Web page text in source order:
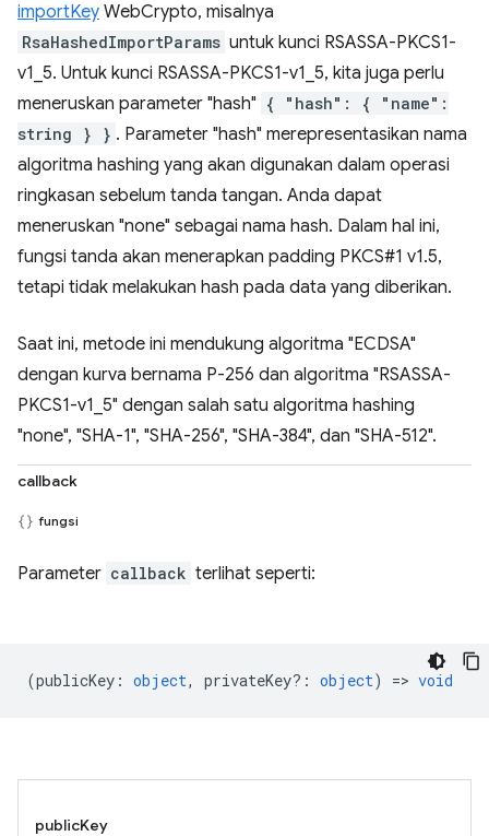
importKey WebCrypto, misalnya
RsaHashedImportParams untuk kunci RSASSA-PKCS1-
v1_5. Untuk kunci RSASSA-PKCS1-v1_5, kita juga perlu
meneruskan parameter "hash" { "hash": { "name":
string } } . Parameter "hash" merepresentasikan nama
algoritma hashing yang akan digunakan dalam operasi
ringkasan sebelum tanda tangan. Anda dapat
meneruskan "none" sebagai nama hash. Dalam hal ini,
fungsi tanda akan menerapkan padding PKCS#1 v1.5,
tetapi tidak melakukan hash pada data yang diberikan.
Saat ini, metode ini mendukung algoritma "ECDSA"
dengan kurva bernama P-256 dan algoritma "RSASSA-
PKCS1-v1_5" dengan salah satu algoritma hashing
"none", "SHA-1", "SHA-256", "SHA-384", dan "SHA-512".
callback
fungsi
Parameter callback terlihat seperti:
(publicKey : object, privateKey? : object) => void
publicKey